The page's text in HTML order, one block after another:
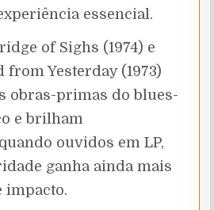
essencial.
of Sighs (1974) e
from Yesterday (1973)
obras-primas do blues-
e brilham
ouvidos em LP,
ganha ainda mais
impacto.